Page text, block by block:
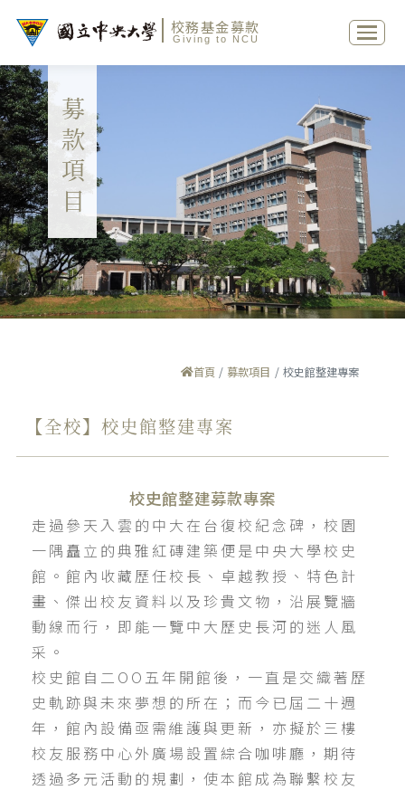
校務基金募款
Giving to NCU
募款項目
首頁 募款項目 校史館整建專案
【全校】校史館整建專案
校史館整建募款專案
走過參天入雲的中大在台復校紀念碑，校園
一隅矗立的典雅紅磚建築便是中央大學校史
館。館內收藏歷任校長、卓越教授、特色計
畫、傑出校友資料以及珍貴文物，沿展覽牆
動線而行，即能一覽中大歷史長河的迷人風
采。
校史館自二OO五年開館後，一直是交織著歷
史軌跡與未來夢想的所在；而今已屆二十週
年，館內設備亟需維護與更新，亦擬於三樓
校友服務中心外廣場設置綜合咖啡廳，期待
透過多元活動的規劃，使本館成為聯繫校友